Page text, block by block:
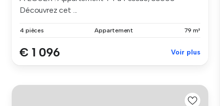
Découvrez cet ...
4 pièces Appartement 79 m²
€ 1 096 Voir plus